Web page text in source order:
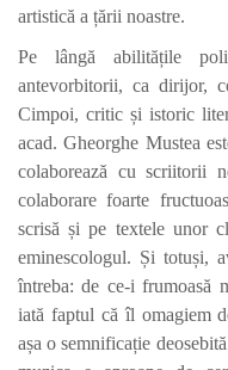
artistică a țării noastre.
Pe lângă abilitățile
antevorbitorii, ca dirijor,
Cimpoi, critic și istoric
acad. Gheorghe Mustea
colaborează cu scriitorii
colaborare foarte
scrisă și pe textele unor
eminescologul. Și totuși,
întreba: de ce-i frumoasă
iată faptul că îl omagiem
așa o semnificație